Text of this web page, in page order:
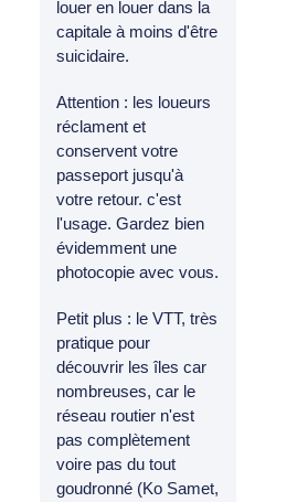
louer en louer dans la
capitale à moins d'être
suicidaire.
Attention : les loueurs
réclament et
conservent votre
passeport jusqu'à
votre retour. c'est
l'usage. Gardez bien
évidemment une
photocopie avec vous.
Petit plus : le VTT, très
pratique pour
découvrir les îles car
nombreuses, car le
réseau routier n'est
pas complètement
voire pas du tout
goudronné (Ko Samet,